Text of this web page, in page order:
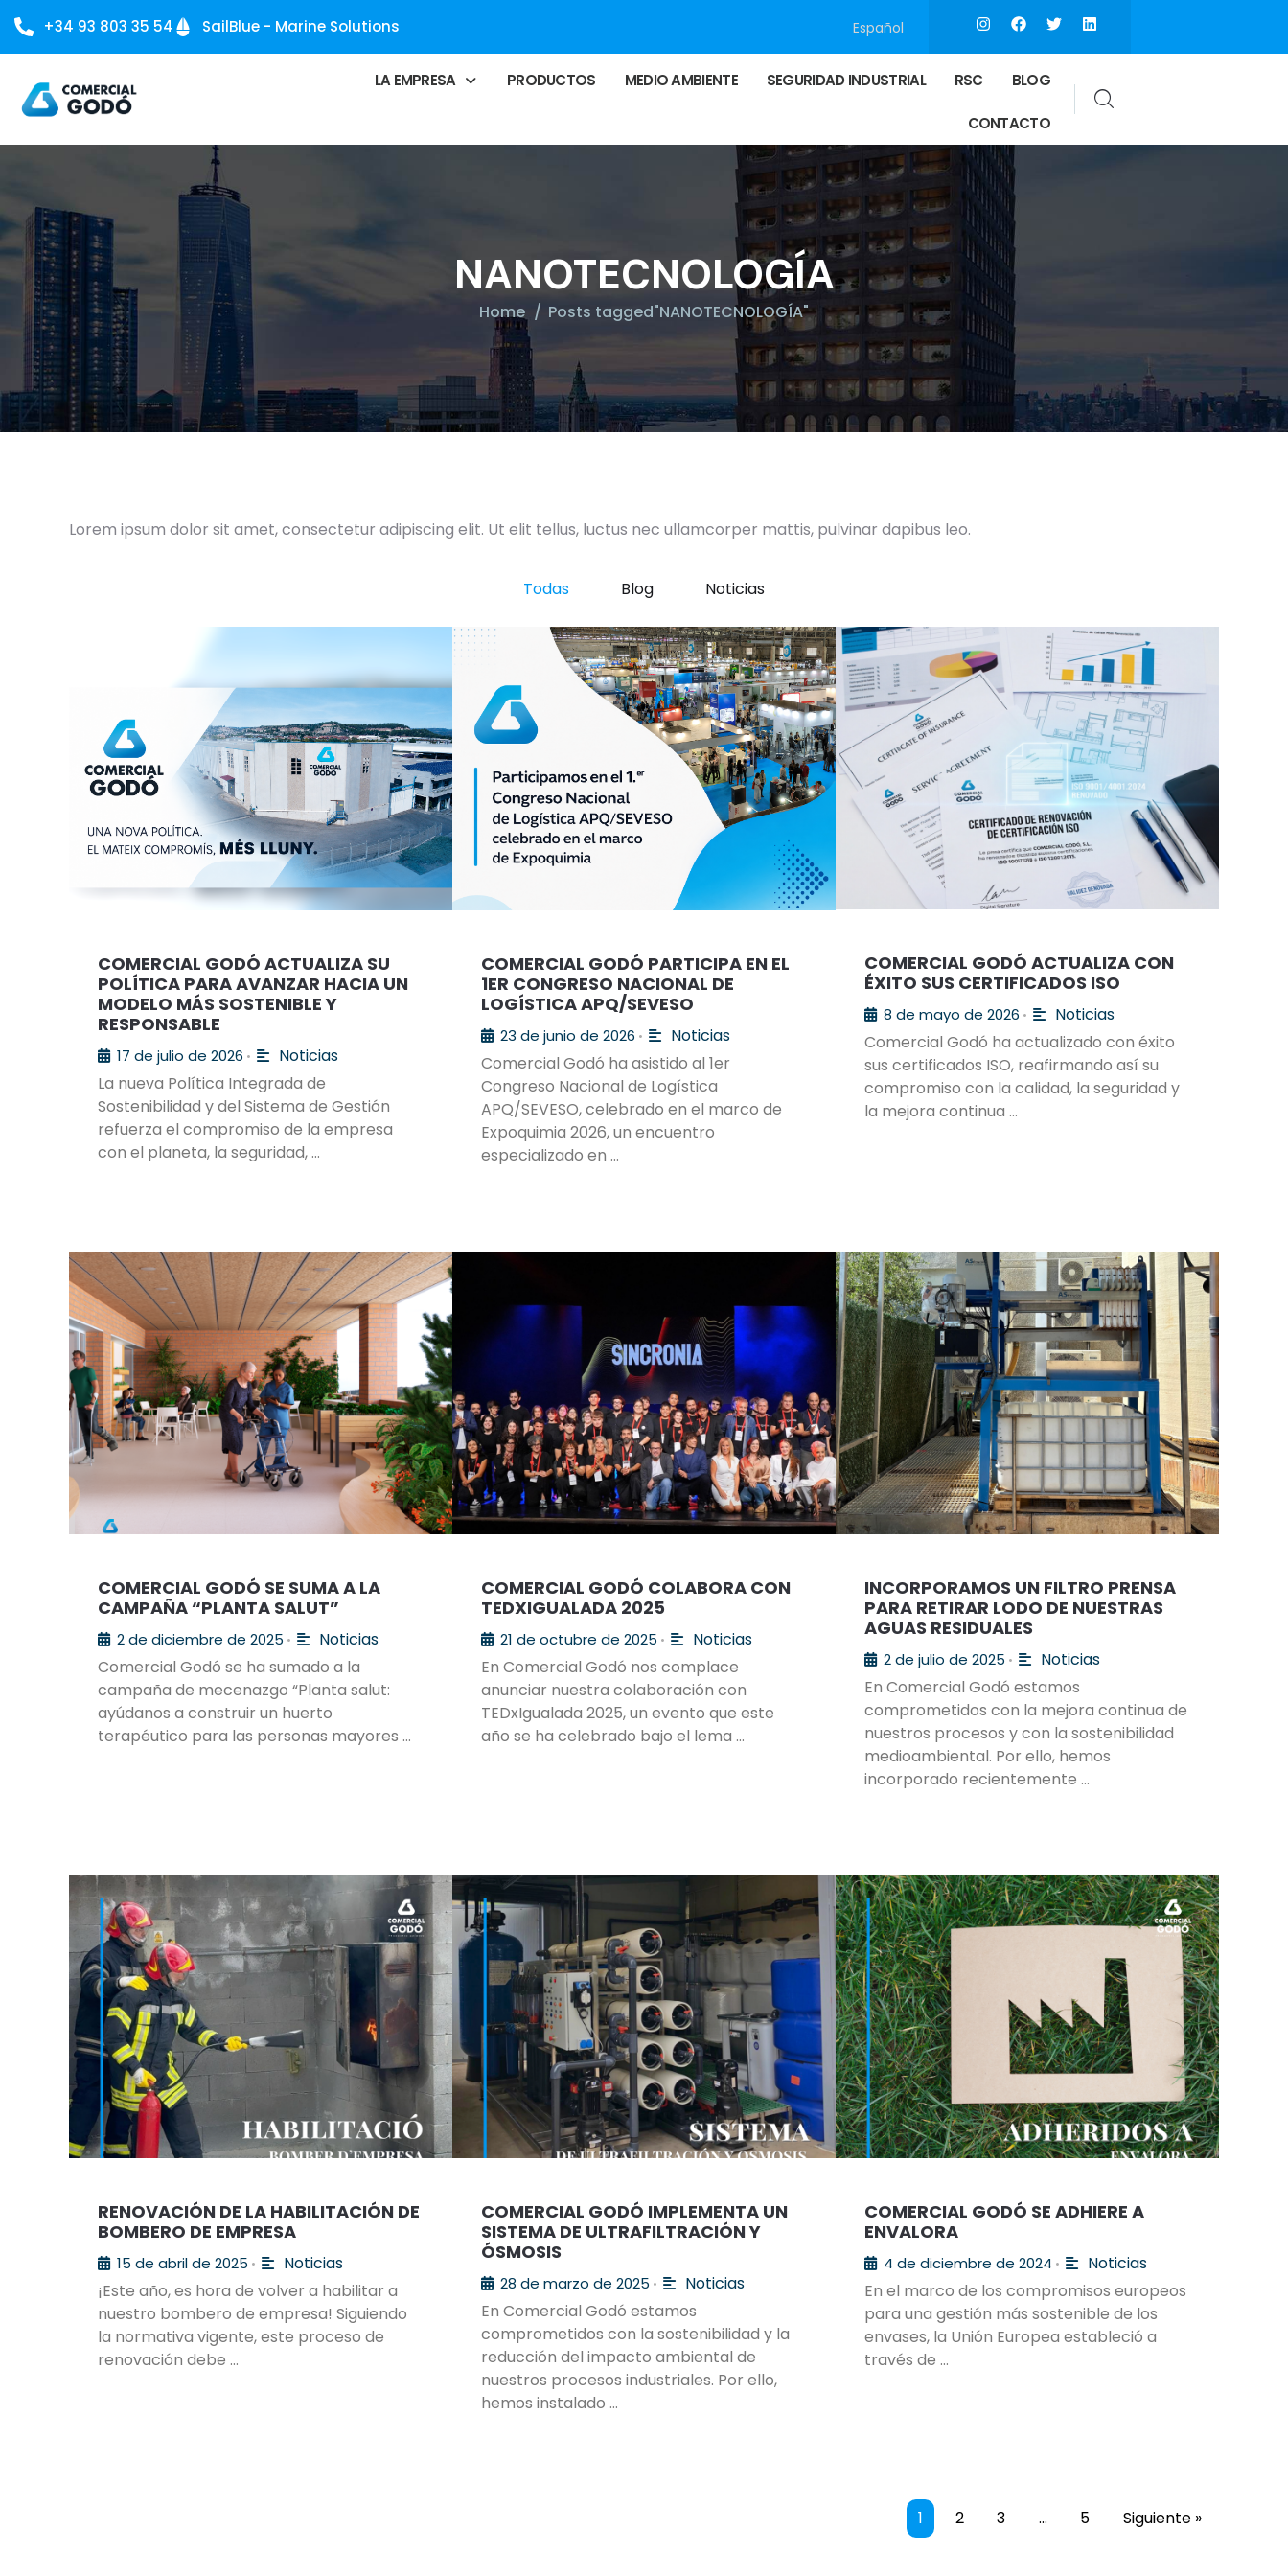
+34 93 803 35 54 SailBlue - Marine Solutions Español
LA EMPRESA PRODUCTOS MEDIO AMBIENTE SEGURIDAD INDUSTRIAL RSC BLOG
CONTACTO
NANOTECNOLOGÍA
Home Posts tagged"NANOTECNOLOGÍA"
Lorem ipsum dolor sit amet, consectetur adipiscing elit. Ut elit tellus, luctus nec ullamcorper mattis, pulvinar dapibus leo.
Todas Blog Noticias
COMERCIAL GODÓ ACTUALIZA SU
POLÍTICA PARA AVANZAR HACIA UN
MODELO MÁS SOSTENIBLE Y
RESPONSABLE
17 de julio de 2026 •
Noticias
La nueva Política Integrada de
Sostenibilidad y del Sistema de Gestión
refuerza el compromiso de la empresa
con el planeta, la seguridad, …
COMERCIAL GODÓ PARTICIPA EN EL
1ER CONGRESO NACIONAL DE
LOGÍSTICA APQ/SEVESO
23 de junio de 2026 •
Noticias
Comercial Godó ha asistido al 1er
Congreso Nacional de Logística
APQ/SEVESO, celebrado en el marco de
Expoquimia 2026, un encuentro
especializado en …
COMERCIAL GODÓ ACTUALIZA CON
ÉXITO SUS CERTIFICADOS ISO
8 de mayo de 2026 •
Noticias
Comercial Godó ha actualizado con éxito
sus certificados ISO, reafirmando así su
compromiso con la calidad, la seguridad y
la mejora continua …
COMERCIAL GODÓ SE SUMA A LA
CAMPAÑA “PLANTA SALUT”
2 de diciembre de 2025 •
Noticias
Comercial Godó se ha sumado a la
campaña de mecenazgo “Planta salut:
ayúdanos a construir un huerto
terapéutico para las personas mayores …
COMERCIAL GODÓ COLABORA CON
TEDXIGUALADA 2025
21 de octubre de 2025 •
Noticias
En Comercial Godó nos complace
anunciar nuestra colaboración con
TEDxIgualada 2025, un evento que este
año se ha celebrado bajo el lema …
INCORPORAMOS UN FILTRO PRENSA
PARA RETIRAR LODO DE NUESTRAS
AGUAS RESIDUALES
2 de julio de 2025 •
Noticias
En Comercial Godó estamos
comprometidos con la mejora continua de
nuestros procesos y con la sostenibilidad
medioambiental. Por ello, hemos
incorporado recientemente …
RENOVACIÓN DE LA HABILITACIÓN DE
BOMBERO DE EMPRESA
15 de abril de 2025 •
Noticias
¡Este año, es hora de volver a habilitar a
nuestro bombero de empresa! Siguiendo
la normativa vigente, este proceso de
renovación debe …
COMERCIAL GODÓ IMPLEMENTA UN
SISTEMA DE ULTRAFILTRACIÓN Y
ÓSMOSIS
28 de marzo de 2025 •
Noticias
En Comercial Godó estamos
comprometidos con la sostenibilidad y la
reducción del impacto ambiental de
nuestros procesos industriales. Por ello,
hemos instalado …
COMERCIAL GODÓ SE ADHIERE A
ENVALORA
4 de diciembre de 2024 •
Noticias
En el marco de los compromisos europeos
para una gestión más sostenible de los
envases, la Unión Europea estableció a
través de …
1 2 3 … 5 Siguiente »